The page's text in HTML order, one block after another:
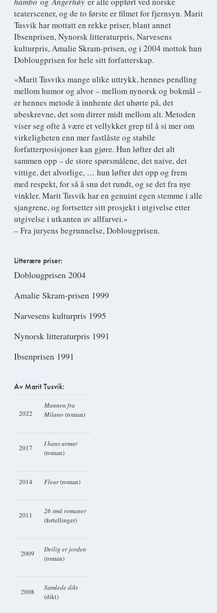
teaterscener, og de to første er filmet for fjernsyn. Marit
Tusvik har mottatt en rekke priser, blant annet
Ibsenprisen, Nynorsk litteraturpris, Narvesens
kulturpris, Amalie Skram-prisen, og i 2004 mottok hun
Doblougprisen for hele sitt forfatterskap.
«Marit Tusviks mange ulike uttrykk, hennes pendling
mellom humor og alvor – mellom nynorsk og bokmål –
er hennes metode å innhente det uhørte på, det
ubeskrevne, det som dirrer midt mellom alt. Metoden
viser seg ofte å være et vellykket grep til å si mer om
virkeligheten enn mer fastlåste og stabile
forfatterposisjoner kan gjøre. Hun løfter det alt
sammen opp – de store spørsmålene, det naive, det
vittige, det alvorlige, … hun løfter det opp og frem
med respekt, for så å snu det rundt, og se det fra nye
vinkler. Marit Tusvik har en genuint egen stemme i alle
sjangrene, og fortsetter sitt prosjekt i utgivelse etter
utgivelse i utkanten av allfarvei.»
– Fra juryens begrunnelse, Doblougprisen.
Litterære priser:
Doblougprisen 2004
Amalie Skram-prisen 1999
Narvesens kulturpris 1995
Nynorsk litteraturpris 1991
Ibsenprisen 1991
Av Marit Tusvik:
2022
Mannen fra
Milano (roman)
2017
I hans armar
(roman)
2014 Fleur(roman)
2011
26 små romaner
(fortellinger)
2009
Deilig er jorden
(roman)
2008
Samlede dikt
(dikt)